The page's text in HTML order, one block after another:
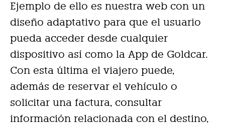
Ejemplo de ello es nuestra web con un
diseño adaptativo para que el usuario
pueda acceder desde cualquier
dispositivo así como la App de Goldcar.
Con esta última el viajero puede,
además de reservar el vehículo o
solicitar una factura, consultar
información relacionada con el destino,